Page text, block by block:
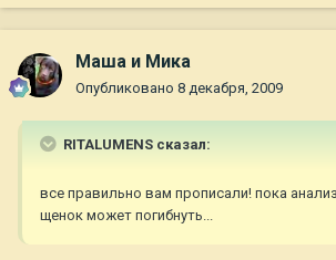
Маша и Мика
Опубликовано 8 декабря, 2009
RITALUMENS сказал:
все правильно вам прописали! пока
щенок может погибнуть...